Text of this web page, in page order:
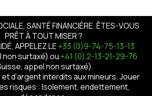
SANTÉ FINANCIÈRE. ÊTES-VOUS
PRÊT À TOUT MISER ?
APPELEZ LE +33 (0)9-74-75-13-13
non surtaxé) ou +41 (0) 2-13-21-29-76
appel non surtaxé).
d’argent interdits aux mineurs. Jouer
risques : Isolement, endettement,